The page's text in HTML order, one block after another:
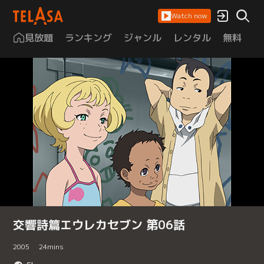
Watch now
見放題 ランキング ジャンル レンタル 無料
交響詩篇エウレカセブン 第06話
2005 24mins